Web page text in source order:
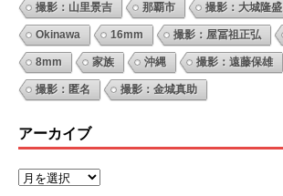
撮影：山里景吉 那覇市 撮影：大城隆盛
Okinawa 16mm 撮影：屋冨祖正弘
8mm 家族 沖縄 撮影：遠藤保雄
撮影：匿名 撮影：金城真助
アーカイブ